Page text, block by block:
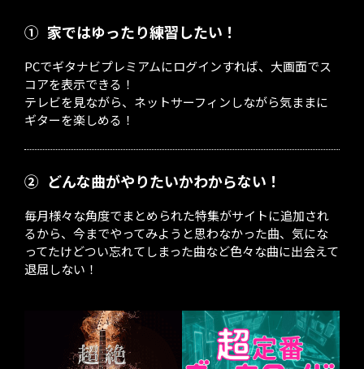
① 家ではゆったり練習したい！
PCでギタナビプレミアムにログインすれば、大画面でス
コアを表示できる！
テレビを見ながら、ネットサーフィンしながら気ままに
ギターを楽しめる！
② どんな曲がやりたいかわからない！
毎月様々な角度でまとめられた特集がサイトに追加され
るから、今までやってみようと思わなかった曲、気にな
ってたけどつい忘れてしまった曲など色々な曲に出会えて
退屈しない！